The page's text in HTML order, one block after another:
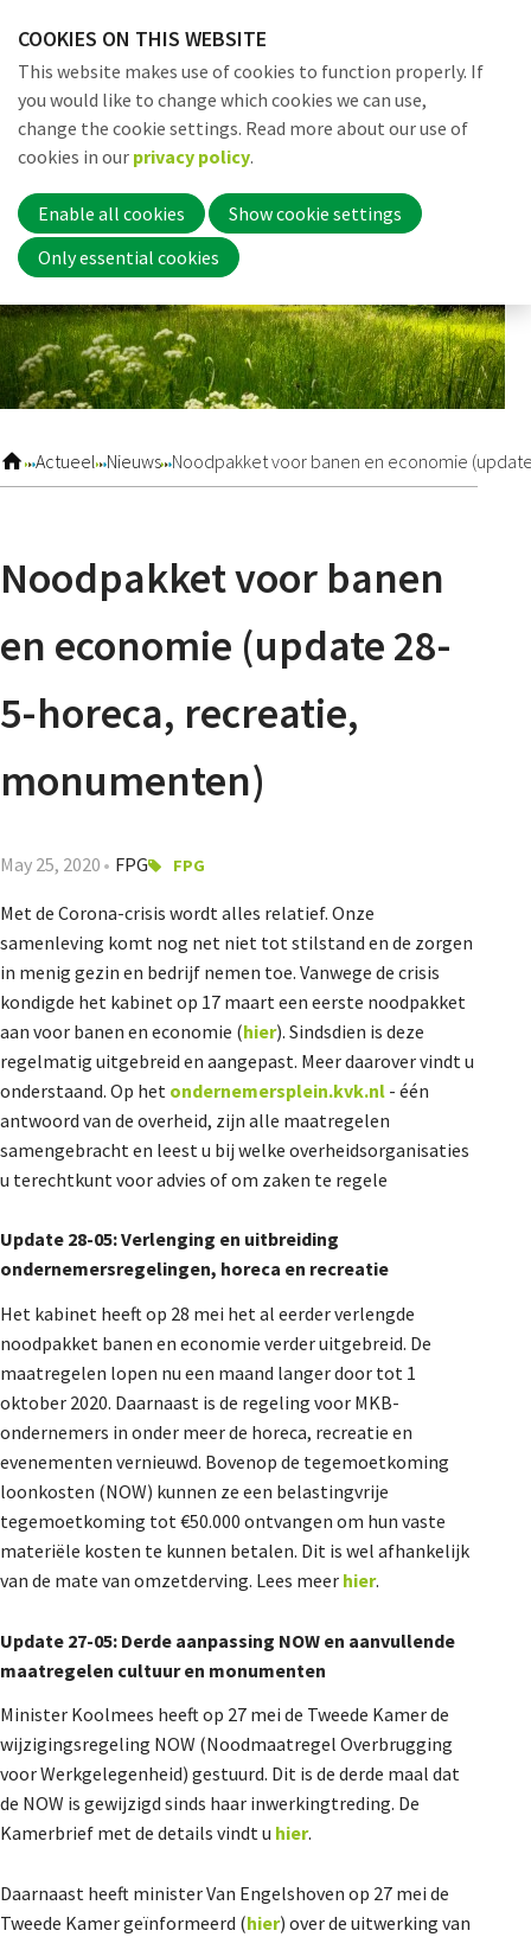
links
Jump
to
navigation
to
main
content
Actueel Nieuws Noodpakket voor banen en economie
Noodpakket voor banen
en economie (update 28-
5-horeca, recreatie,
monumenten)
May 25, 2020 FPG FPG
Met de Corona-crisis wordt alles relatief. Onze
samenleving komt nog net niet tot stilstand en de zorgen
in menig gezin en bedrijf nemen toe. Vanwege de crisis
kondigde het kabinet op 17 maart een eerste noodpakket
aan voor banen en economie (hier). Sindsdien is deze
regelmatig uitgebreid en aangepast. Meer daarover vindt u
onderstaand. Op het ondernemersplein.kvk.nl - één
antwoord van de overheid, zijn alle maatregelen
samengebracht en leest u bij welke overheidsorganisaties
u terechtkunt voor advies of om zaken te regele
Update 28-05: Verlenging en uitbreiding
ondernemersregelingen, horeca en recreatie
Het kabinet heeft op 28 mei het al eerder verlengde
noodpakket banen en economie verder uitgebreid. De
maatregelen lopen nu een maand langer door tot 1
oktober 2020. Daarnaast is de regeling voor MKB-
ondernemers in onder meer de horeca, recreatie en
evenementen vernieuwd. Bovenop de tegemoetkoming
loonkosten (NOW) kunnen ze een belastingvrije
tegemoetkoming tot €50.000 ontvangen om hun vaste
materiële kosten te kunnen betalen. Dit is wel afhankelijk
van de mate van omzetderving. Lees meer hier.
Update 27-05: Derde aanpassing NOW en aanvullende
maatregelen cultuur en monumenten
Minister Koolmees heeft op 27 mei de Tweede Kamer de
wijzigingsregeling NOW (Noodmaatregel Overbrugging
voor Werkgelegenheid) gestuurd. Dit is de derde maal dat
de NOW is gewijzigd sinds haar inwerkingtreding. De
Kamerbrief met de details vindt u hier.
Daarnaast heeft minister Van Engelshoven op 27 mei de
Tweede Kamer geïnformeerd (hier) over de uitwerking van
Home
Nieuwsbrief
Dossiers
De Landeigenaar
Contact
COOKIES ON THIS WEBSITE
This website makes use of cookies to function properly. If
you would like to change which cookies we can use,
change the cookie settings. Read more about our use of
cookies in our privacy policy.
Enable all cookies
Show cookie settings
Only essential cookies